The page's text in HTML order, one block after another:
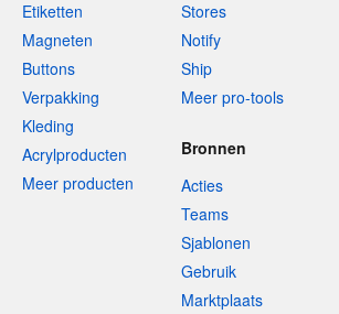
Etiketten
Magneten
Buttons
Verpakking
Kleding
Acrylproducten
Meer producten
Stores
Notify
Ship
Meer pro-tools
Bronnen
Acties
Teams
Sjablonen
Gebruik
Marktplaats